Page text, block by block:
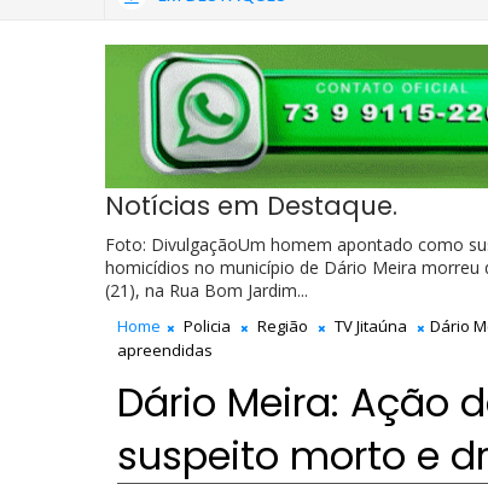
Notícias em Destaque.
Foto: DivulgaçãoUm homem apontado como
homicídios no município de Dário Meira
(21), na Rua Bom Jardim...
Home Policia Região TV Jitaúna
Dário
apreendidas
Dário Meira: Ação
suspeito morto e